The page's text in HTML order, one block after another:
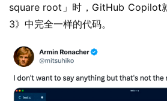
square root」时，GitHub Copilot
3》中完全一样的代码。